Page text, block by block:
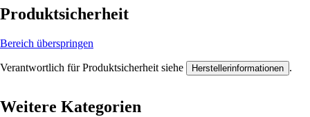
Produktsicherheit
Bereich überspringen
Verantwortlich für Produktsicherheit siehe Herstellerinformationen .
Weitere Kategorien